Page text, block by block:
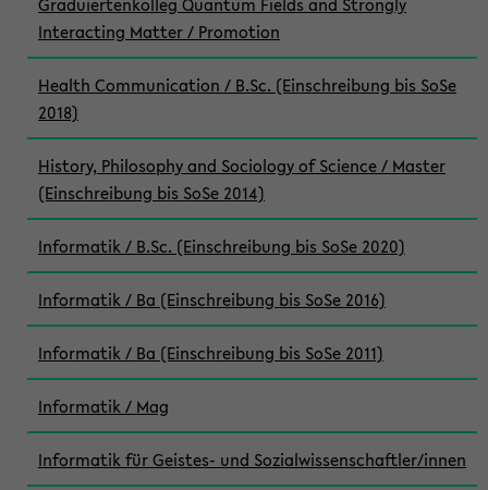
Interacting Matter / Promotion
Health Communication / B.Sc. (Einschreibung bis SoSe
2018)
History, Philosophy and Sociology of Science / Master
(Einschreibung bis SoSe 2014)
Informatik / B.Sc. (Einschreibung bis SoSe 2020)
Informatik / Ba (Einschreibung bis SoSe 2016)
Informatik / Ba (Einschreibung bis SoSe 2011)
Informatik / Mag
Informatik für Geistes- und Sozialwissenschaftler/innen